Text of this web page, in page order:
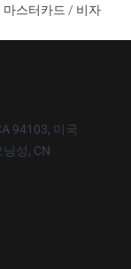
마스터카드 / 비자
94103, 미국
성, CN